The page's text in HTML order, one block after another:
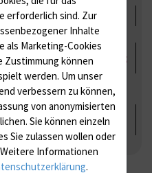
/ Gerinnungsfaktoren /
Interleukine
( Ca-Stoffwechsel /
Gestroinaltrakt / Vitamine;
Immunologie
Amaleptika,
Kardiaka,
erforderlich sind. Zur
Inhalte
als Marketing-Cookies
Zustimmung können
werden. Um unser
verbessern zu können,
von anonymisierten
Sie können einzeln
Sie zulassen wollen oder
Informationen
.